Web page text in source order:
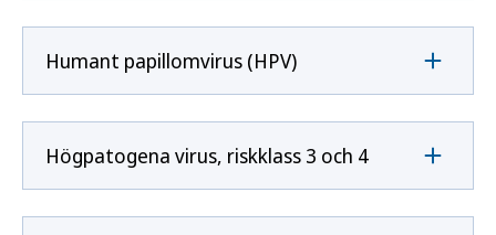
Humant papillomvirus (HPV)
Högpatogena virus, riskklass 3 och 4